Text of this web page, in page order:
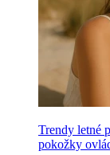
Trendy letné
pokožky